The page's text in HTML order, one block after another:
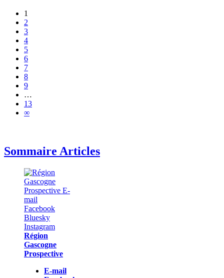
1
2
3
4
5
6
7
8
9
…
13
∞
Sommaire Articles
Région
Gascogne
Prospective
E-mail